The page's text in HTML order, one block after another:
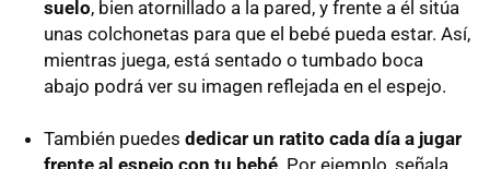
suelo, bien atornillado a la pared, y frente a él sitúa
unas colchonetas para que el bebé pueda estar. Así,
mientras juega, está sentado o tumbado boca
abajo podrá ver su imagen reflejada en el espejo.
También puedes dedicar un ratito cada día a jugar
frente al espejo con tu bebé. Por ejemplo, señala